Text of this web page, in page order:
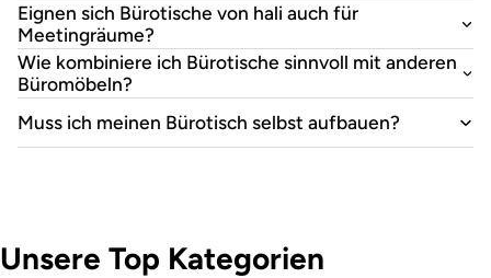
Eignen sich Bürotische von hali auch für
Meetingräume?
Wie kombiniere ich Bürotische sinnvoll mit anderen
Büromöbeln?
Muss ich meinen Bürotisch selbst aufbauen?
Unsere Top Kategorien